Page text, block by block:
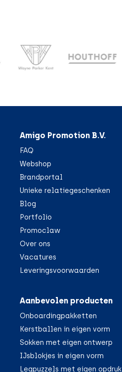
Amigo Promotion B.V.
FAQ
Webshop
Brandportal
Unieke relatiegeschenken
Blog
Portfolio
Promoclaw
Over ons
Vacatures
Leveringsvoorwaarden
Aanbevolen producten
Onboardingpakketten
Kerstballen in eigen vorm
Sokken met eigen ontwerp
IJsblokjes in eigen vorm
Legpuzzels met eigen opdruk